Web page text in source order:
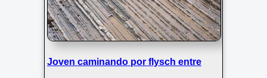
Joven caminando por flysch entre